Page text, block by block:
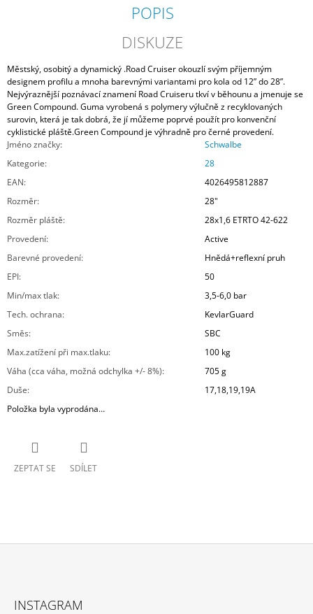
POPIS
DISKUZE
Městský, osobitý a dynamický .Road Cruiser okouzlí svým příjemným
designem profilu a mnoha barevnými variantami pro kola od 12” do 28”.
Nejvýraznější poznávací znamení Road Cruiseru tkví v běhounu a jmenuje se
Green Compound. Guma vyrobená s polymery výlučně z recyklovaných
surovin, která je tak dobrá, že jí můžeme poprvé použít pro konvenční
cyklistické pláště.Green Compound je výhradně pro černé provedení.
Jméno značky:
Schwalbe
Kategorie:
28
EAN:
4026495812887
Rozměr:
28"
Rozměr pláště:
28x1,6 ETRTO 42-622
Provedení:
Active
Barevné provedení:
Hnědá+reflexní pruh
EPI:
50
Min/max tlak:
3,5-6,0 bar
Tech. ochrana:
KevlarGuard
Směs:
SBC
Max.zatížení při max.tlaku:
100 kg
Váha (cca váha, možná odchylka +/- 8%):
705 g
Duše:
17,18,19,19A
Položka byla vyprodána…
ZEPTAT SE SDÍLET
INSTAGRAM